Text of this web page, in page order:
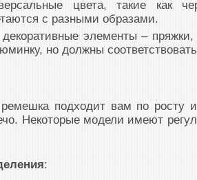
цвета, такие как
с разными образами.
элементы –
но должны
подходит вам по росту
Некоторые модели имеют
: